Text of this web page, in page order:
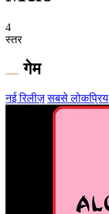
4
स्तर
गेम
नई रिलीज़ सबसे लोकप्रिय